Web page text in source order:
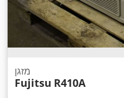
מזגן
Fujitsu R410A